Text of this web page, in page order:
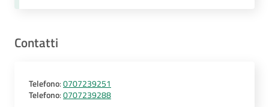
Contatti
Telefono:0707239251
Telefono:0707239288